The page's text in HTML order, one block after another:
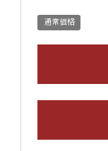
通常価格